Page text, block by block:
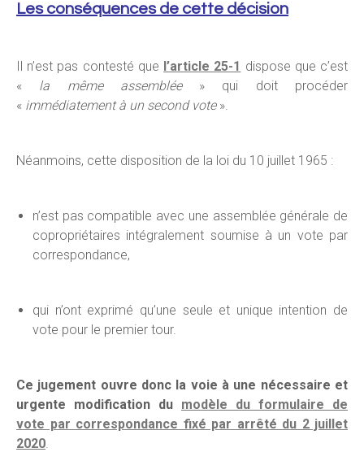
Les conséquences de cette décision
Il n’est pas contesté que l’article 25-1 dispose que c’est
« la même assemblée» qui doit procéder
« immédiatement à un second vote ».
Néanmoins, cette disposition de la loi du 10 juillet 1965 :
n’est pas compatible avec une assemblée générale de
copropriétaires intégralement soumise à un vote par
correspondance,
qui n’ont exprimé qu’une seule et unique intention de
vote pour le premier tour.
Ce jugement ouvre donc la voie à une nécessaire et
urgente modification du modèle du formulaire de
vote par correspondance fixé par arrêté du 2 juillet
2020.